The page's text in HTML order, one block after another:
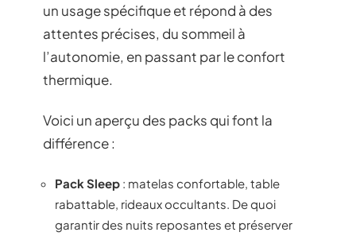
un usage spécifique et répond à des
attentes précises, du sommeil à
l’autonomie, en passant par le confort
thermique.
Voici un aperçu des packs qui font la
différence :
Pack Sleep : matelas confortable, table
rabattable, rideaux occultants. De quoi
garantir des nuits reposantes et préserver